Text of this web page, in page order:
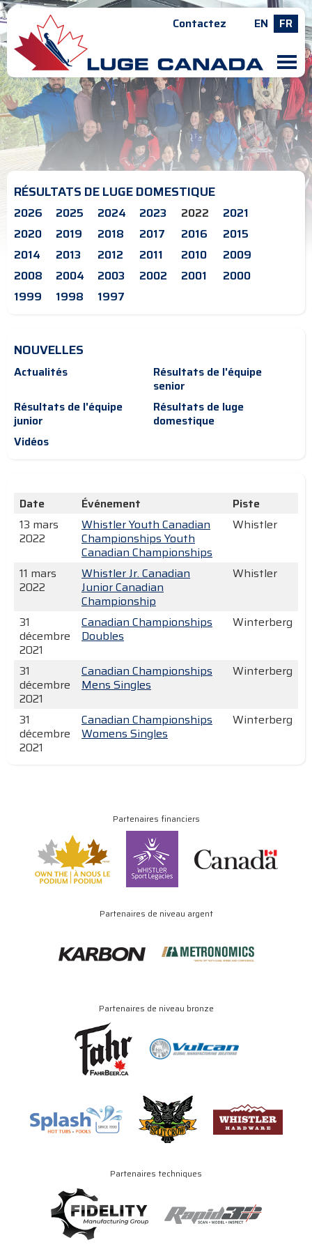
Contactez EN FR
M
RÉSULTATS DE LUGE DOMESTIQUE
2026 2025 2024 2023 2022
2021
2020
2019 2018 2017 2016
2015
2014
2013 2012 2011 2010
2009
2008
2004 2003 2002 2001
2000
1999
1998 1997
NOUVELLES
Actualités
Résultats de l'équipe
senior
Résultats de l'équipe
junior
Résultats de luge
domestique
Vidéos
Date Événement
Piste
13 mars
2022
Whistler Youth Canadian
Championships Youth
Canadian Championships
Whistler
11 mars
2022
Whistler Jr. Canadian
Junior Canadian
Championship
Whistler
31
décembre
2021
Canadian Championships
Doubles
Winterberg
31
décembre
2021
Canadian Championships
Mens Singles
Winterberg
31
décembre
2021
Canadian Championships
Womens Singles
Winterberg
Partenaires financiers
Partenaires de niveau argent
Partenaires de niveau bronze
Partenaires techniques